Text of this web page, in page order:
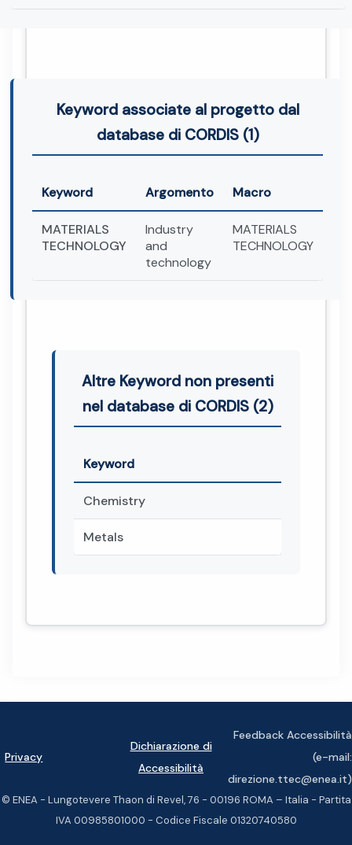
Keyword associate al progetto dal
database di CORDIS (1)
Keyword Argomento Macro
MATERIALS
TECHNOLOGY
Industry
and
technology
MATERIALS
TECHNOLOGY
Altre Keyword non presenti
nel database di CORDIS (2)
Keyword
Chemistry
Metals
Privacy
Dichiarazione di
Accessibilità
Feedback Accessibilità
(e-mail:
direzione.ttec@enea.it)
© ENEA - Lungotevere Thaon di Revel, 76 - 00196 ROMA – Italia - Partita
IVA 00985801000 - Codice Fiscale 01320740580